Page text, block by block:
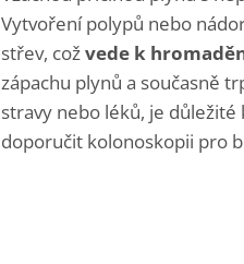
Vytvoření polypů nebo
střev, cožvede k
zápachu plynů a současně
stravy nebo léků, je
doporučit kolonoskopii pro